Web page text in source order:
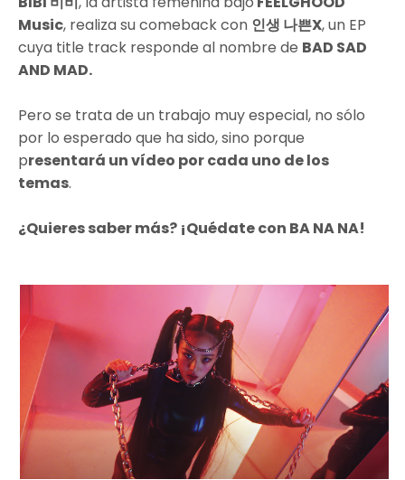
Music, realiza su comeback con 인생 나쁜X, un EP
cuya title track responde al nombre de BAD SAD
AND MAD.
Pero se trata de un trabajo muy especial, no sólo
por lo esperado que ha sido, sino porque
presentará un vídeo por cada uno de los
temas.
¿Quieres saber más? ¡Quédate con BA NA NA!